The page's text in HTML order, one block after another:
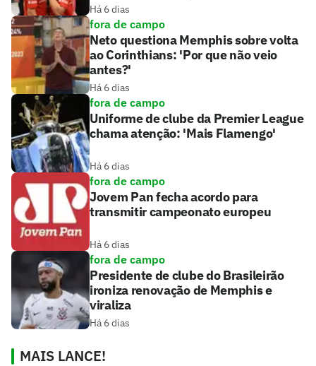
Há 6 dias
fora de campo
Neto questiona Memphis sobre volta
ao Corinthians: 'Por que não veio
antes?'
Há 6 dias
fora de campo
Uniforme de clube da Premier League
chama atenção: 'Mais Flamengo'
Há 6 dias
fora de campo
Jovem Pan fecha acordo para
transmitir campeonato europeu
Há 6 dias
fora de campo
Presidente de clube do Brasileirão
ironiza renovação de Memphis e
viraliza
Há 6 dias
MAIS LANCE!